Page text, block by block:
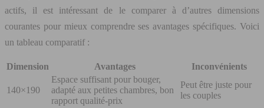
actifs, il est intéressant de le comparer à d’autres dimensions
courantes pour mieux comprendre ses avantages spécifiques. Voici
un tableau comparatif :
Dimension Avantages Inconvénients
140×190
Espace suffisant pour bouger,
adapté aux petites chambres, bon
rapport qualité-prix
Peut être juste pour
les couples